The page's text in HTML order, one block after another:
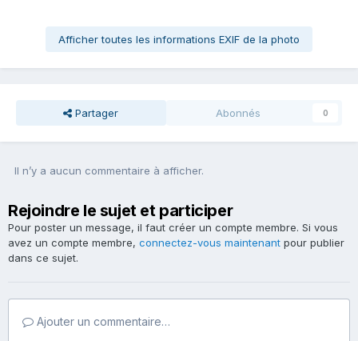
Afficher toutes les informations EXIF de la photo
Partager Abonnés 0
Il n’y a aucun commentaire à afficher.
Rejoindre le sujet et participer
Pour poster un message, il faut créer un compte membre. Si vous
avez un compte membre, connectez-vous maintenant pour publier
dans ce sujet.
Ajouter un commentaire…